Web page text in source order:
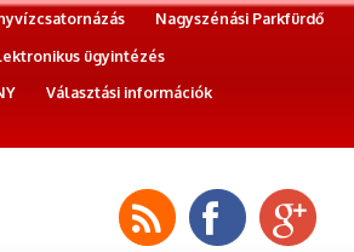
Nagyszénási Parkfürdő
ügyintézés
Választási információk